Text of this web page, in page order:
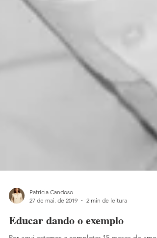
27 de mai. de 2019
2 min de leitura